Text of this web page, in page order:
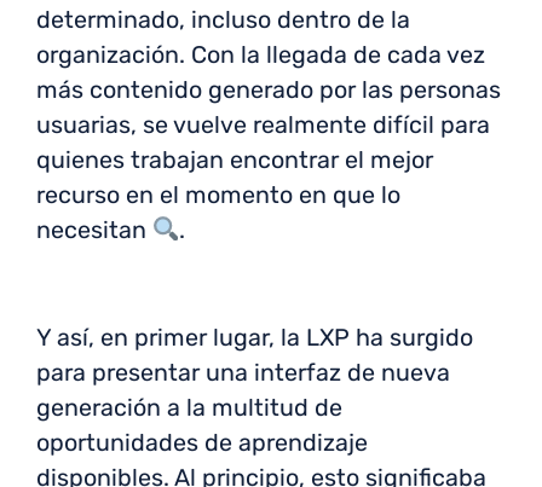
determinado, incluso dentro de la
organización. Con la llegada de cada vez
más contenido generado por las personas
usuarias, se vuelve realmente difícil para
quienes trabajan encontrar el mejor
recurso en el momento en que lo
necesitan
.
Y así, en primer lugar, la LXP ha surgido
para presentar una interfaz de nueva
generación a la multitud de
oportunidades de aprendizaje
disponibles. Al principio, esto significaba